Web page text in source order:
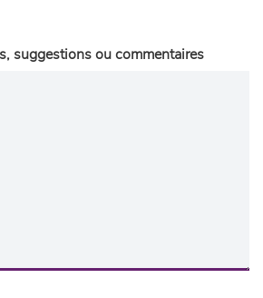
suggestions ou commentaires